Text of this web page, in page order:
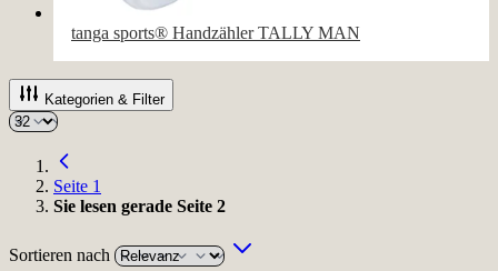
tanga sports® Handzähler TALLY MAN
Kategorien & Filter
Seite 1
Sie lesen gerade Seite 2
Sortieren nach